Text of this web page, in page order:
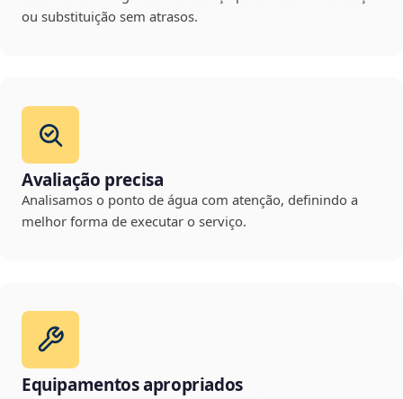
ou substituição sem atrasos.
Avaliação precisa
Analisamos o ponto de água com atenção, definindo a
melhor forma de executar o serviço.
Equipamentos apropriados